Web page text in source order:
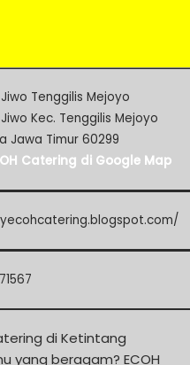
Tenggilis Mejoyo
Kec. Tenggilis Mejoyo
Jawa Timur 60299
Catering di Google Map
di Ketintang
yang beragam? ECOH